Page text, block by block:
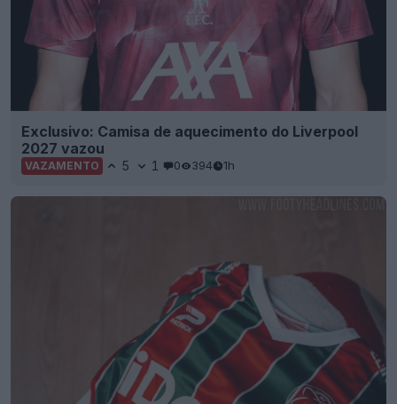
Exclusivo: Camisa de aquecimento do Liverpool
2027 vazou
VAZAMENTO 5 1 0 394 1h